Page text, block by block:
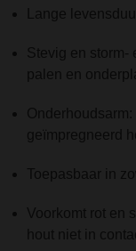
Lange
Stevig en storm-
palen en
geïmpregneerd
Toepasbaar in
Voorkomt rot en
hout niet in